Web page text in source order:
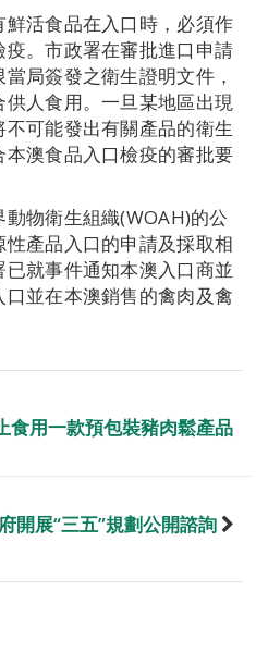
活食品在入口時，必須作
。市政署在審批進口申請
局簽發之衛生證明文件，
人食用。一旦某地區出現
可能發出有關產品的衛生
澳食品入口檢疫的審批要
物衛生組織(WOAH)的公
產品入口的申請及採取相
就事件通知本澳入口商並
並在本澳銷售的禽肉及禽
食用一款預包裝豬肉鬆產品
開展“三五”規劃公開諮詢